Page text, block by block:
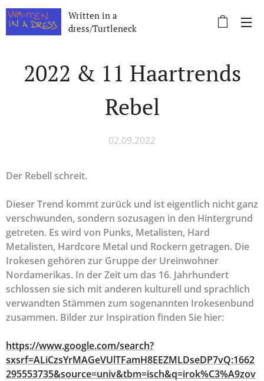
Written in a
dress/Turtleneck
2022 & 11 Haartrends
Rebel
02.09.2022
Der Rebell schreit.
Dieser Trend kommt zurück und ist eigentlich nicht ganz
verschwunden, sondern sozusagen in den Hintergrund
getreten. Es wird von Punks, Metalisten, Hard
Metalisten, Hardcore Metal und Rockern getragen. Die
Irokesen gehören zur Gruppe der Ureinwohner
Nordamerikas. In der Zeit um das 16. Jahrhundert
schlossen sie sich mit anderen kulturell und sprachlich
verwandten Stämmen zum sogenannten Irokesenbund
zusammen. Bilder zur Inspiration finden Sie hier:
https://www.google.com/search?
sxsrf=ALiCzsYrMAGeVUlTFamH8EEZMLDseDP7vQ:1662
295553735&source=univ&tbm=isch&q=irok%C3%A9zov